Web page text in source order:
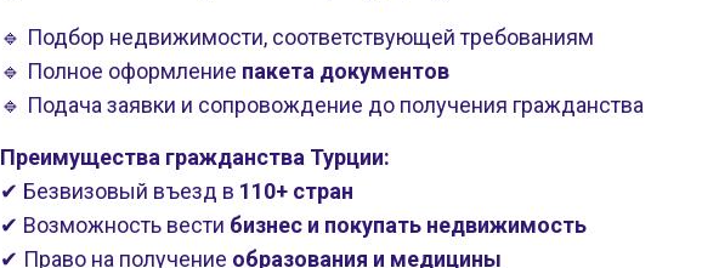
🔹 Подбор недвижимости, соответствующей требованиям
🔹 Полное оформление пакета документов
🔹 Подача заявки и сопровождение до получения гражданства
Преимущества гражданства Турции:
✔ Безвизовый въезд в 110+ стран
✔ Возможность вести бизнес и покупать недвижимость
✔ Право на получение образования и медицины